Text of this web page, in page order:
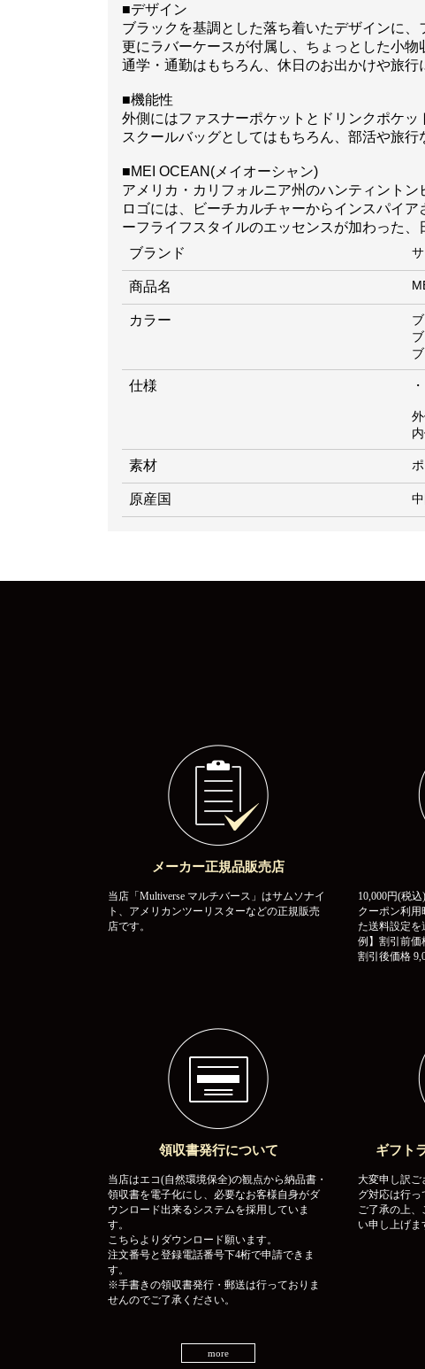
■デザイン
ブラックを基調とした落ち着いたデザインに
更にラバーケースが付属し、ちょっとした小物
通学・通勤はもちろん、休日のお出かけや旅
■機能性
外側にはファスナーポケットとドリンクポケ
スクールバッグとしてはもちろん、部活や旅
■MEI OCEAN(メイオーシャン)
アメリカ・カリフォルニア州のハンティント
ロゴには、ビーチカルチャーからインスパイ
ーフライフスタイルのエッセンスが加わった
ブランド
商品名
カラー
仕様
素材
原産国
メーカー正規品販売店
当店「Multiverse マルチバース」はサムソナイ
ト、アメリカンツーリスターなどの正規販売
店です。
10,000円(税
クーポン利用
た送料設定を
例】割引前
割引後価格
領収書発行について
当店はエコ(自然環境保全)の観点から納品書・
領収書を電子化にし、必要なお客様自身がダ
ウンロード出来るシステムを採用していま
す。
こちらよりダウンロード願います。
注文番号と登録電話番号下4桁で申請できま
す。
※手書きの領収書発行・郵送は行っておりま
せんのでご了承ください。
more
ギフト
大変申し訳ご
グ対応は行っ
ご了承の上
い申し上げま